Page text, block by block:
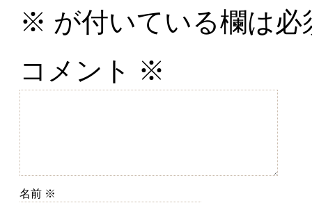
※ が付いている欄は必
コメント ※
名前 ※